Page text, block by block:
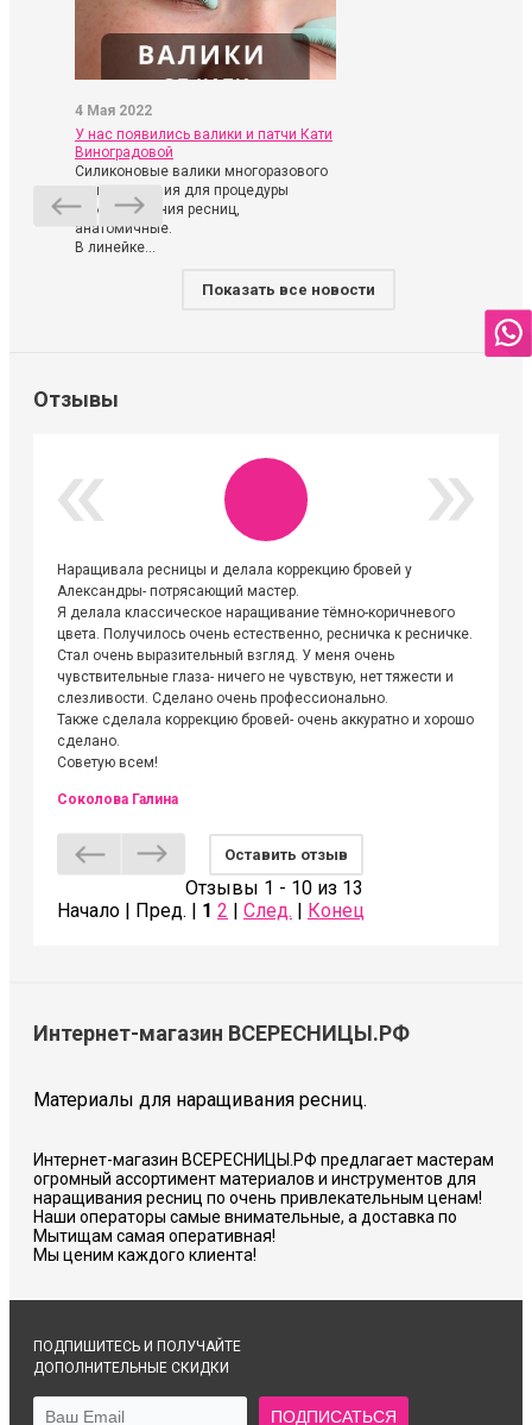
4 Мая 2022
У нас появились валики и патчи Кати
Виноградовой
Силиконовые валики многоразового
использования для процедуры
ламинирования ресниц,
анатомичные.
В линейке...
Показать все новости
Отзывы
Наращивала ресницы и делала коррекцию бровей у
Александры- потрясающий мастер.
Я делала классическое наращивание тёмно-коричневого
цвета. Получилось очень естественно, ресничка к ресничке.
Стал очень выразительный взгляд. У меня очень
чувствительные глаза- ничего не чувствую, нет тяжести и
слезливости. Сделано очень профессионально.
Также сделала коррекцию бровей- очень аккуратно и хорошо
сделано.
Советую всем!
Соколова Галина
Оставить отзыв
Отзывы 1 - 10 из 13
Начало | Пред. | 1 2 След. Конец
Интернет-магазин ВСЕРЕСНИЦЫ.РФ
Материалы для наращивания ресниц.
Интернет-магазин ВСЕРЕСНИЦЫ.РФ предлагает мастерам
огромный ассортимент материалов и инструментов для
наращивания ресниц по очень привлекательным ценам!
Наши операторы самые внимательные, а доставка по
Мытищам самая оперативная!
Мы ценим каждого клиента!
ПОДПИШИТЕСЬ И ПОЛУЧАЙТЕ
ДОПОЛНИТЕЛЬНЫЕ СКИДКИ